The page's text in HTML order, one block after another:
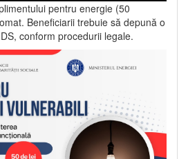
pentru energie (50
Beneficiarii trebuie să depună o
conform procedurii legale.